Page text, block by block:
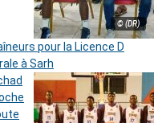
© (DR)
pour la Licence D
à Sarh